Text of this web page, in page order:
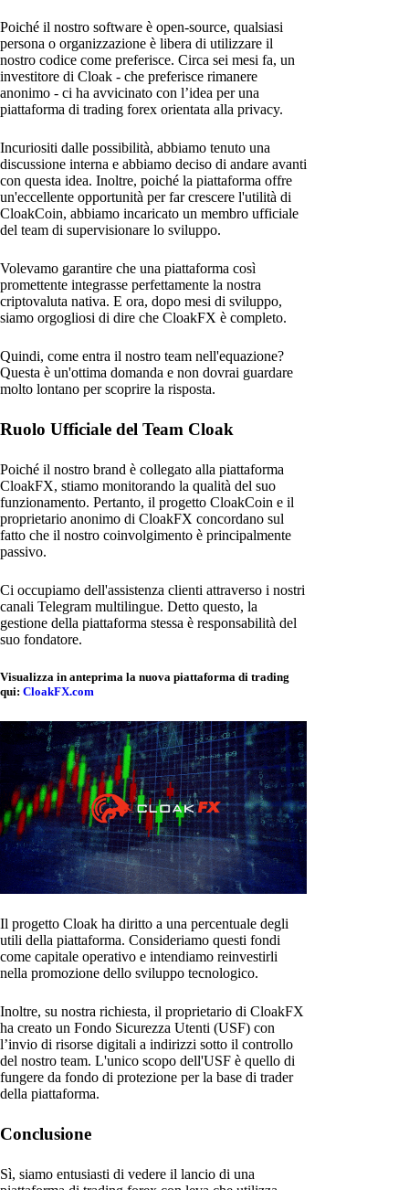
Poiché il nostro software è open-source, qualsiasi
persona o organizzazione è libera di utilizzare il
nostro codice come preferisce. Circa sei mesi fa, un
investitore di Cloak - che preferisce rimanere
anonimo - ci ha avvicinato con l’idea per una
piattaforma di trading forex orientata alla privacy.
Incuriositi dalle possibilità, abbiamo tenuto una
discussione interna e abbiamo deciso di andare avanti
con questa idea. Inoltre, poiché la piattaforma offre
un'eccellente opportunità per far crescere l'utilità di
CloakCoin, abbiamo incaricato un membro ufficiale
del team di supervisionare lo sviluppo.
Volevamo garantire che una piattaforma così
promettente integrasse perfettamente la nostra
criptovaluta nativa. E ora, dopo mesi di sviluppo,
siamo orgogliosi di dire che CloakFX è completo.
Quindi, come entra il nostro team nell'equazione?
Questa è un'ottima domanda e non dovrai guardare
molto lontano per scoprire la risposta.
Ruolo Ufficiale del Team Cloak
Poiché il nostro brand è collegato alla piattaforma
CloakFX, stiamo monitorando la qualità del suo
funzionamento. Pertanto, il progetto CloakCoin e il
proprietario anonimo di CloakFX concordano sul
fatto che il nostro coinvolgimento è principalmente
passivo.
Ci occupiamo dell'assistenza clienti attraverso i nostri
canali Telegram multilingue. Detto questo, la
gestione della piattaforma stessa è responsabilità del
suo fondatore.
Visualizza in anteprima la nuova piattaforma di trading
qui: CloakFX.com
Il progetto Cloak ha diritto a una percentuale degli
utili della piattaforma. Consideriamo questi fondi
come capitale operativo e intendiamo reinvestirli
nella promozione dello sviluppo tecnologico.
Inoltre, su nostra richiesta, il proprietario di CloakFX
ha creato un Fondo Sicurezza Utenti (USF) con
l’invio di risorse digitali a indirizzi sotto il controllo
del nostro team. L'unico scopo dell'USF è quello di
fungere da fondo di protezione per la base di trader
della piattaforma.
Conclusione
Sì, siamo entusiasti di vedere il lancio di una